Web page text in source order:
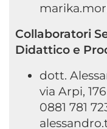
Collaboratori
Didattico e
dott.
via Arpi,
0881 781